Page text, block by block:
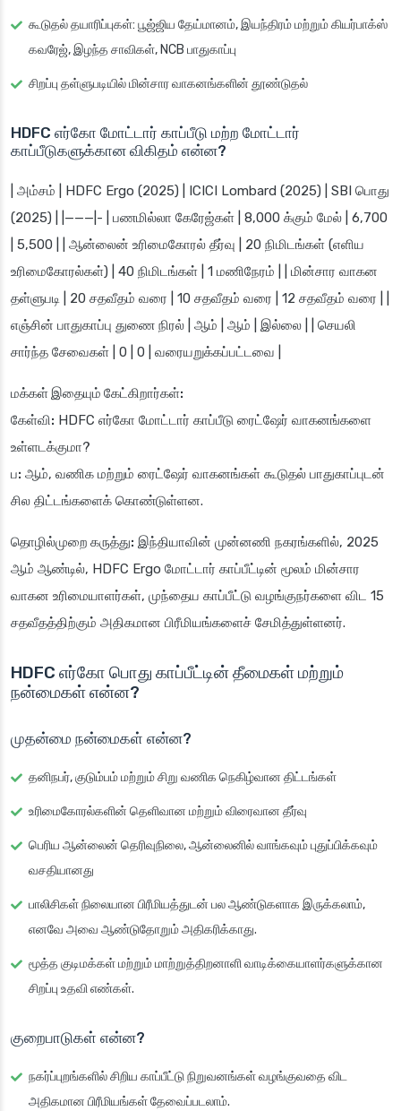
கூடுதல் தயாரிப்புகள்: பூஜ்ஜிய தேய்மானம், இயந்திரம் மற்றும் கியர்பாக்ஸ்
கவரேஜ், இழந்த சாவிகள், NCB பாதுகாப்பு
சிறப்பு தள்ளுபடியில் மின்சார வாகனங்களின் தூண்டுதல்
HDFC எர்கோ மோட்டார் காப்பீடு மற்ற மோட்டார்
காப்பீடுகளுக்கான விகிதம் என்ன?
| அம்சம் | HDFC Ergo (2025) | ICICI Lombard (2025) | SBI பொது
(2025) | |———|- | பணமில்லா கேரேஜ்கள் | 8,000 க்கும் மேல் | 6,700
| 5,500 | | ஆன்லைன் உரிமைகோரல் தீர்வு | 20 நிமிடங்கள் (எளிய
உரிமைகோரல்கள்) | 40 நிமிடங்கள் | 1 மணிநேரம் | | மின்சார வாகன
தள்ளுபடி | 20 சதவீதம் வரை | 10 சதவீதம் வரை | 12 சதவீதம் வரை | |
எஞ்சின் பாதுகாப்பு துணை நிரல் | ஆம் | ஆம் | இல்லை | | செயலி
சார்ந்த சேவைகள் | 0 | 0 | வரையறுக்கப்பட்டவை |
மக்கள் இதையும் கேட்கிறார்கள்:
கேள்வி: HDFC எர்கோ மோட்டார் காப்பீடு ரைட்ஷேர் வாகனங்களை
உள்ளடக்குமா?
ப: ஆம், வணிக மற்றும் ரைட்ஷேர் வாகனங்கள் கூடுதல் பாதுகாப்புடன்
சில திட்டங்களைக் கொண்டுள்ளன.
தொழில்முறை கருத்து: இந்தியாவின் முன்னணி நகரங்களில், 2025
ஆம் ஆண்டில், HDFC Ergo மோட்டார் காப்பீட்டின் மூலம் மின்சார
வாகன உரிமையாளர்கள், முந்தைய காப்பீட்டு வழங்குநர்களை விட 15
சதவீதத்திற்கும் அதிகமான பிரீமியங்களைச் சேமித்துள்ளனர்.
HDFC எர்கோ பொது காப்பீட்டின் தீமைகள் மற்றும்
நன்மைகள் என்ன?
முதன்மை நன்மைகள் என்ன?
தனிநபர், குடும்பம் மற்றும் சிறு வணிக நெகிழ்வான திட்டங்கள்
உரிமைகோரல்களின் தெளிவான மற்றும் விரைவான தீர்வு
பெரிய ஆன்லைன் தெரிவுநிலை, ஆன்லைனில் வாங்கவும் புதுப்பிக்கவும்
வசதியானது
பாலிசிகள் நிலையான பிரீமியத்துடன் பல ஆண்டுகளாக இருக்கலாம்,
எனவே அவை ஆண்டுதோறும் அதிகரிக்காது.
மூத்த குடிமக்கள் மற்றும் மாற்றுத்திறனாளி வாடிக்கையாளர்களுக்கான
சிறப்பு உதவி எண்கள்.
குறைபாடுகள் என்ன?
நகர்ப்புறங்களில் சிறிய காப்பீட்டு நிறுவனங்கள் வழங்குவதை விட
அதிகமான பிரீமியங்கள் தேவைப்படலாம்.